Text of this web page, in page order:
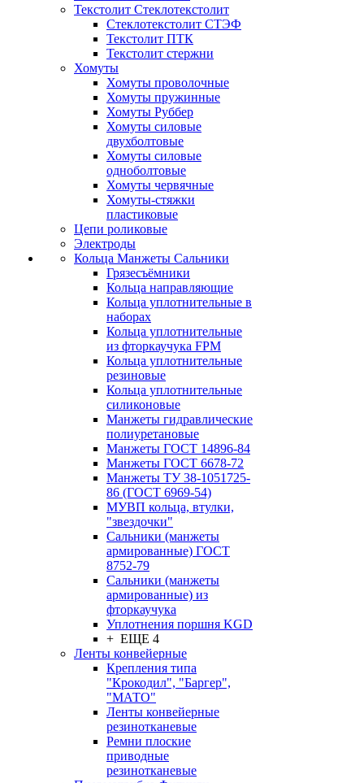
Текстолит Стеклотекстолит
Стеклотекстолит СТЭФ
Текстолит ПТК
Текстолит стержни
Хомуты
Хомуты проволочные
Хомуты пружинные
Хомуты Руббер
Хомуты силовые
двухболтовые
Хомуты силовые
одноболтовые
Хомуты червячные
Хомуты-стяжки
пластиковые
Цепи роликовые
Электроды
Кольца Манжеты Сальники
Грязесъёмники
Кольца направляющие
Кольца уплотнительные в
наборах
Кольца уплотнительные
из фторкаучука FPM
Кольца уплотнительные
резиновые
Кольца уплотнительные
силиконовые
Манжеты гидравлические
полиуретановые
Манжеты ГОСТ 14896-84
Манжеты ГОСТ 6678-72
Манжеты ТУ 38-1051725-
86 (ГОСТ 6969-54)
МУВП кольца, втулки,
"звездочки"
Сальники (манжеты
армированные) ГОСТ
8752-79
Сальники (манжеты
армированные) из
фторкаучука
Уплотнения поршня KGD
+ ЕЩЕ 4
Ленты конвейерные
Крепления типа
"Крокодил", "Баргер",
"МАТО"
Ленты конвейерные
резинотканевые
Ремни плоские
приводные
резинотканевые